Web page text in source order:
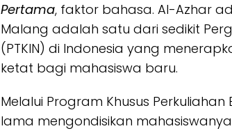
Pertama, faktor bahasa. Al-Azhar
Malang adalah satu dari sedikit
(PTKIN) di Indonesia yang
ketat bagi mahasiswa baru.
Melalui Program Khusus
lama mengondisikan